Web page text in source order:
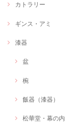
カトラリー
ギンス・アミ
漆器
盆
椀
飯器（漆器）
松華堂・幕の内